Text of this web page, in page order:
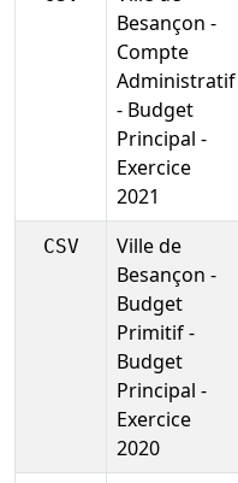
Besançon -
Compte
Administratif
- Budget
Principal -
Exercice
2021
CSV
Ville de
Besançon -
Budget
Primitif -
Budget
Principal -
Exercice
2020